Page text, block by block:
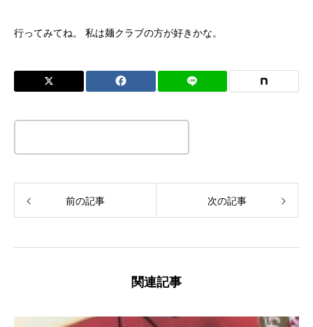
行ってみてね。 私は麺クラブの方が好きかな。
前の記事 次の記事
関連記事